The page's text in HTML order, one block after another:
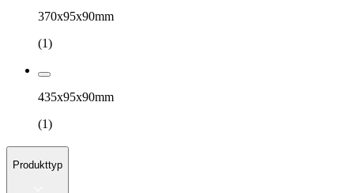
370x95x90mm
(1)
435x95x90mm
(1)
Produkttyp